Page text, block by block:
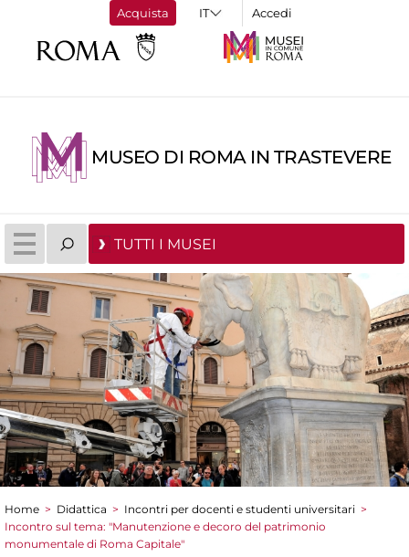
Acquista Accedi
MUSEO DI ROMA IN TRASTEVERE
TUTTI I MUSEI
Tu sei qui
Home > Didattica > Incontri per docenti e studenti universitari >
Incontro sul tema: "Manutenzione e decoro del patrimonio
monumentale di Roma Capitale"